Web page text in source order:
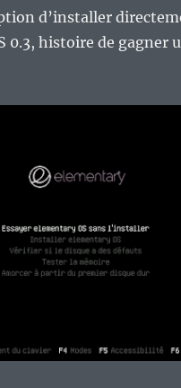
d’installer
0.3, histoire de gagner